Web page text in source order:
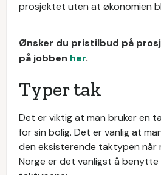
prosjektet uten at økonomien
Ønsker du pristilbud på
på jobben her.
Typer tak
Det er viktig at man bruker en
for sin bolig. Det er vanlig at
den eksisterende taktypen når
Norge er det vanligst å benytte